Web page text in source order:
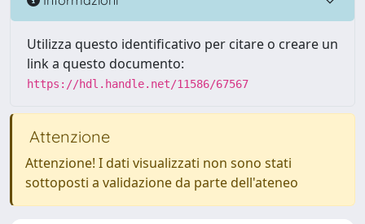
Utilizza questo identificativo per citare o creare un
link a questo documento:
https://hdl.handle.net/11586/67567
Attenzione
Attenzione! I dati visualizzati non sono stati
sottoposti a validazione da parte dell'ateneo